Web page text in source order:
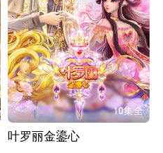
10集全
叶罗丽金鎏心